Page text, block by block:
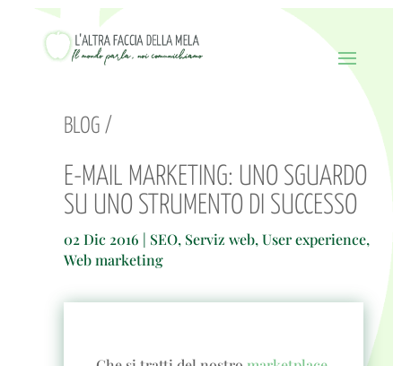
BLOG /
E-MAIL MARKETING: UNO SGUARDO
SU UNO STRUMENTO DI SUCCESSO
02 Dic 2016 | SEO, Serviz web,User experience,
Web marketing